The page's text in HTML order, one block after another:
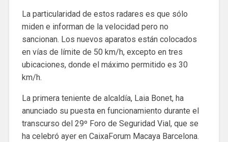
La particularidad de estos radares es que sólo
miden e informan de la velocidad pero no
sancionan. Los nuevos aparatos están colocados
en vías de límite de 50 km/h, excepto en tres
ubicaciones, donde el máximo permitido es 30
km/h.
La primera teniente de alcaldía, Laia Bonet, ha
anunciado su puesta en funcionamiento durante el
transcurso del 29º Foro de Seguridad Vial, que se
ha celebró ayer en CaixaForum Macaya Barcelona.